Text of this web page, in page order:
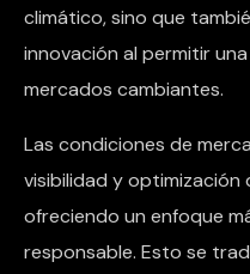
climático, sino que
innovación al permitir
mercados cambiantes.
Las condiciones de
visibilidad y optimización
ofreciendo un enfoque
responsable. Esto se